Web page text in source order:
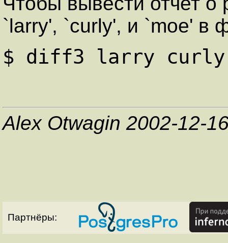
`larry', `curly', и `moe' в
$ diff3 larry curly
Alex Otwagin 2002-12-
Партнёры: